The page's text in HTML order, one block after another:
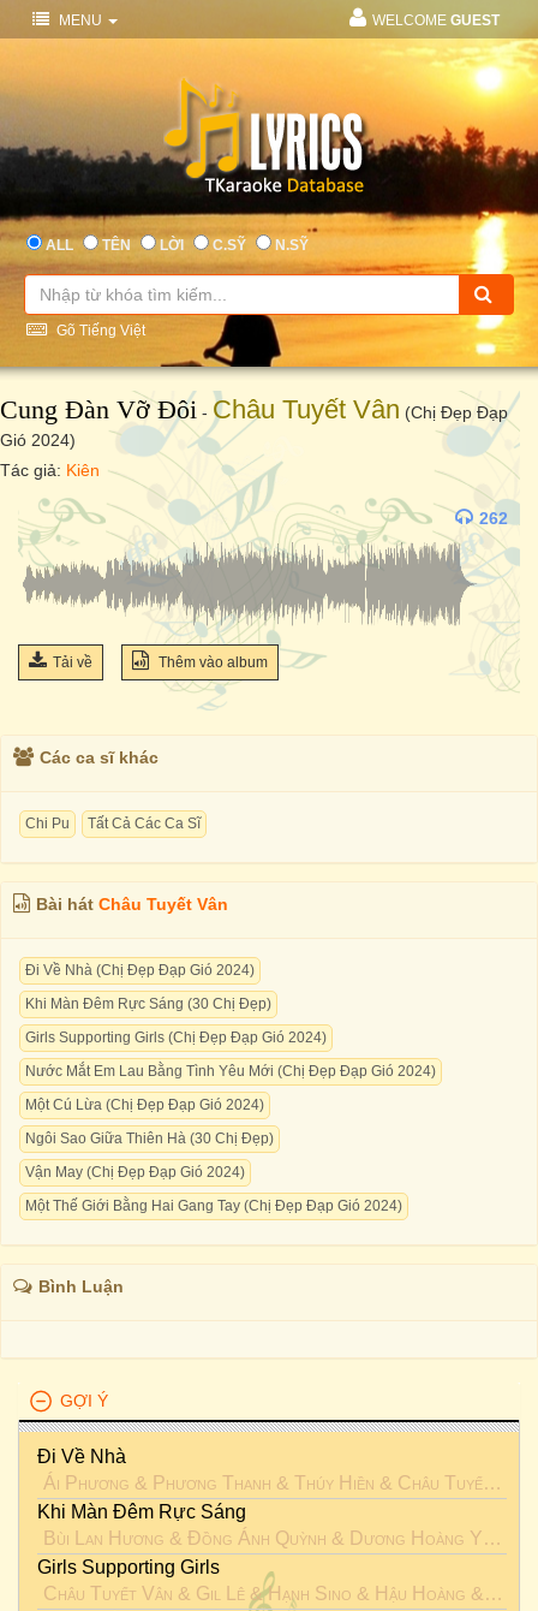
MENU WELCOME GUEST
ALL TÊN LỜI C.SỸ N.SỸ
Gõ Tiếng Việt
Cung Đàn Vỡ Đôi - Châu Tuyết Vân (Chị Đẹp Đạp
Gió 2024)
Tác giả: Kiên
262
Tải về Thêm vào album
Các ca sĩ khác
Chi Pu Tất Cả Các Ca Sĩ
Bài hát Châu Tuyết Vân
Đi Về Nhà (Chị Đẹp Đạp Gió 2024)
Khi Màn Đêm Rực Sáng (30 Chị Đẹp)
Girls Supporting Girls (Chị Đẹp Đạp Gió 2024)
Nước Mắt Em Lau Bằng Tình Yêu Mới (Chị Đẹp Đạp Gió 2024)
Một Cú Lừa (Chị Đẹp Đạp Gió 2024)
Ngôi Sao Giữa Thiên Hà (30 Chị Đẹp)
Vận May (Chị Đẹp Đạp Gió 2024)
Một Thế Giới Bằng Hai Gang Tay (Chị Đẹp Đạp Gió 2024)
Bình Luận
GỢI Ý
Đi Về Nhà
Ái Phương & Phương Thanh & Thúy Hiền & Châu Tuyết Vân
Khi Màn Đêm Rực Sáng
Bùi Lan Hương & Đồng Ánh Quỳnh & Dương Hoàng Yến
Girls Supporting Girls
Châu Tuyết Vân & Gil Lê &Hạnh Sino & Hậu Hoàng & Thu